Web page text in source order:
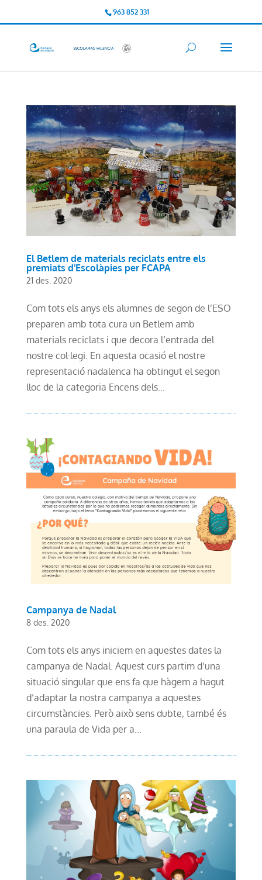
963 852 331
El Betlem de materials reciclats entre els
premiats d’Escolàpies per FCAPA
21 des. 2020
Com tots els anys els alumnes de segon de l’ESO
preparen amb tota cura un Betlem amb
materials reciclats i que decora l’entrada del
nostre col·legi. En aquesta ocasió el nostre
representació nadalenca ha obtingut el segon
lloc de la categoria Encens dels...
Campanya de Nadal
8 des. 2020
Com tots els anys iniciem en aquestes dates la
campanya de Nadal. Aquest curs partim d’una
situació singular que ens fa que hàgem a hagut
d’adaptar la nostra campanya a aquestes
circumstàncies. Però això sens dubte, també és
una paraula de Vida per a...